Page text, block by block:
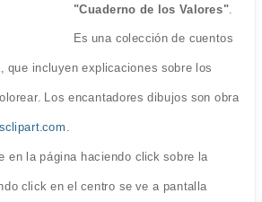
"Cuaderno de los Valores"
Es una colección de cuentos
que incluyen explicaciones sobre los
Los encantadores dibujos son obra
en la página haciendo click sobre la
click en el centro se ve a pantalla